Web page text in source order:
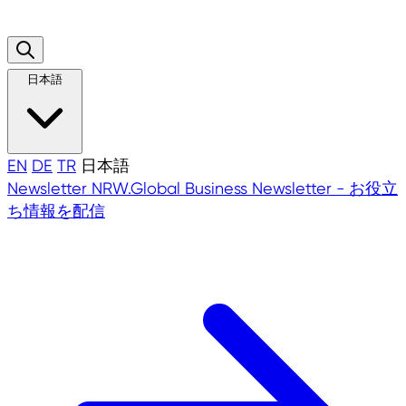
日本語
EN DE TR 日本語
Newsletter NRW.Global Business Newsletter - お役立
ち情報を配信